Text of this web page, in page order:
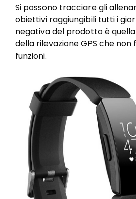
Si possono tracciare gli
obiettivi raggiungibili tutti i
negativa del prodotto è
della rilevazione GPS che
funzioni.